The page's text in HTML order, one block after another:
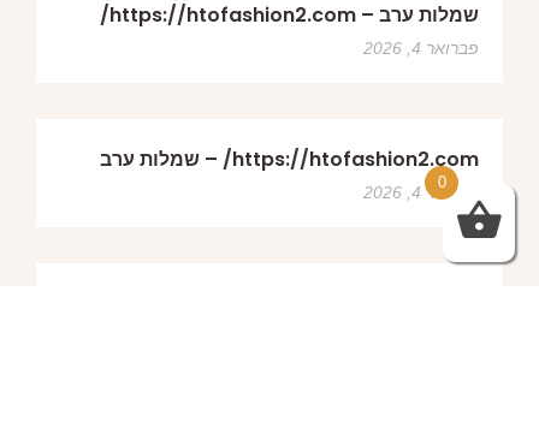
שמלות ערב – https://htofashion2.com/
פברואר 4, 2026
https://htofashion2.com/ – שמלות ערב
פברואר 4, 2026
0